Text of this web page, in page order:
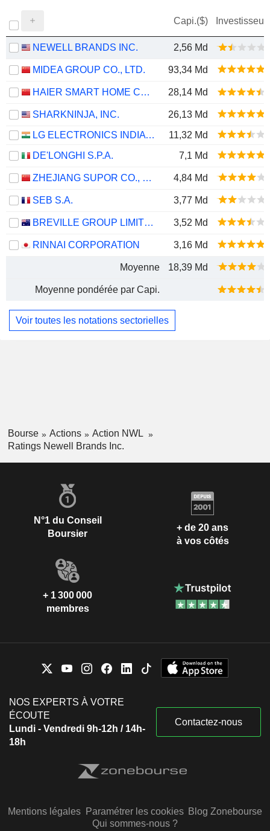
Capi.($) Investisseur
NEWELL BRANDS INC. 2,56 Md
MIDEA GROUP CO., LTD. 93,34 Md
HAIER SMART HOME CO., LTD. 28,14 Md
SHARKNINJA, INC.
26,13 Md
LG ELECTRONICS INDIA LIMITED
11,32 Md
DE'LONGHI S.P.A.
7,1 Md
ZHEJIANG SUPOR CO., LTD. 4,84 Md
SEB S.A. 3,77 Md
BREVILLE GROUP LIMITED 3,52 Md
RINNAI CORPORATION 3,16 Md
Moyenne 18,39 Md
Moyenne pondérée par Capi.
Voir toutes les notations sectorielles
Bourse Actions
Action NWL
Ratings Newell Brands Inc.
N°1 du Conseil
Boursier
+ de 20 ans
à vos côtés
+ 1 300 000
membres
NOS EXPERTS À VOTRE
ÉCOUTE
Lundi - Vendredi 9h-12h / 14h-
18h
Contactez-nous
Mentions légales Paramétrer les cookies Blog Zonebourse
Qui sommes-nous ?